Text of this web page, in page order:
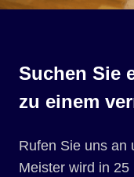
Suchen Sie
zu einem
Rufen Sie uns an
Meister wird in